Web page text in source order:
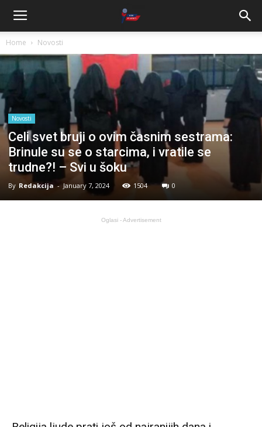
Home Novosti
Novosti
Celi svet bruji o ovim časnim sestrama:
Brinule su se o starcima, i vratile se
trudne?! – Svi u šoku
By Redakcija - January 7, 2024 1504 0
Oglasi - Advertisement